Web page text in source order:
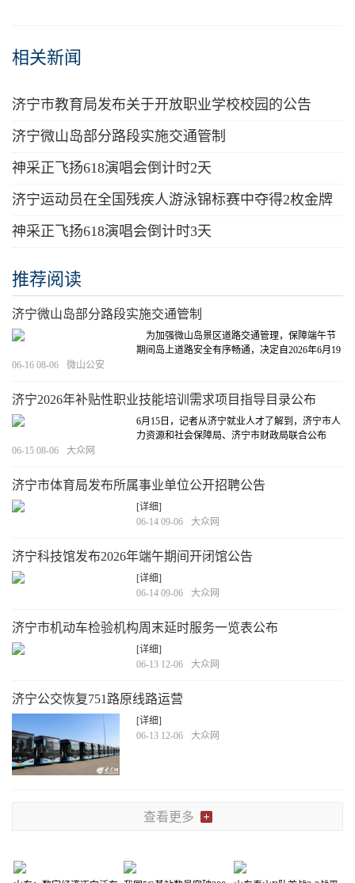
相关新闻
济宁市教育局发布关于开放职业学校校园的公告
济宁微山岛部分路段实施交通管制
神采正飞扬618演唱会倒计时2天
济宁运动员在全国残疾人游泳锦标赛中夺得2枚金牌
神采正飞扬618演唱会倒计时3天
推荐阅读
济宁微山岛部分路段实施交通管制
为加强微山岛景区道路交通管理，保障端午节
期间岛上道路安全有序畅通，决定自2026年6月19
交通管制。[详细]
06-16 08-06 微山公安
济宁2026年补贴性职业技能培训需求项目指导目录公布
6月15日，记者从济宁就业人才了解到，济宁市人
力资源和社会保障局、济宁市财政局联合公布
06-15 08-06 大众网
济宁市体育局发布所属事业单位公开招聘公告
[详细]
06-14 09-06
大众网
济宁科技馆发布2026年端午期间开闭馆公告
[详细]
06-14 09-06
大众网
济宁市机动车检验机构周末延时服务一览表公布
[详细]
06-13 12-06
大众网
济宁公交恢复751路原线路运营
[详细]
06-13 12-06
大众网
查看更多